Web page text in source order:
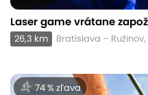
Laser game vrátane
26,3 km Bratislava –
74 % zľava